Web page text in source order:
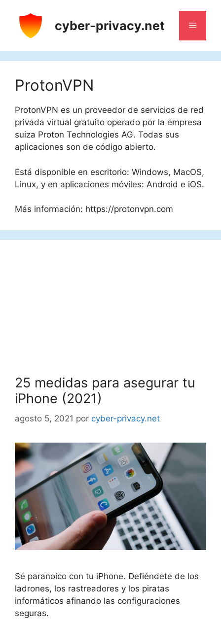
contenido
cyber-privacy.net Menú
ProtonVPN
ProtonVPN es un proveedor de servicios de red
privada virtual gratuito operado por la empresa
suiza Proton Technologies AG. Todas sus
aplicaciones son de código abierto.
Está disponible en escritorio: Windows, MacOS,
Linux, y en aplicaciones móviles: Android e iOS.
Más información: https://protonvpn.com
25 medidas para asegurar tu
iPhone (2021)
agosto 5, 2021 por cyber-privacy.net
Sé paranoico con tu iPhone. Defiéndete de los
ladrones, los rastreadores y los piratas
informáticos afinando las configuraciones
seguras.